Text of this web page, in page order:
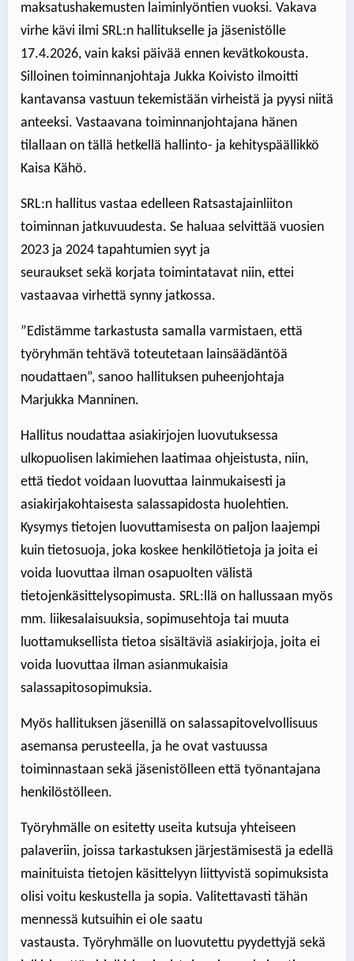
maksatushakemusten laiminlyöntien vuoksi. Vakava
virhe kävi ilmi SRL:n hallitukselle ja jäsenistölle
17.4.2026, vain kaksi päivää ennen kevätkokousta.
Silloinen toiminnanjohtaja Jukka Koivisto ilmoitti
kantavansa vastuun tekemistään virheistä ja pyysi niitä
anteeksi. Vastaavana toiminnanjohtajana hänen
tilallaan on tällä hetkellä hallinto- ja kehityspäällikkö
Kaisa Kähö.
SRL:n hallitus vastaa edelleen Ratsastajainliiton
toiminnan jatkuvuudesta. Se haluaa selvittää vuosien
2023 ja 2024 tapahtumien syyt ja
seuraukset sekä korjata toimintatavat niin, ettei
vastaavaa virhettä synny jatkossa.
”Edistämme tarkastusta samalla varmistaen, että
työryhmän tehtävä toteutetaan lainsäädäntöä
noudattaen”, sanoo hallituksen puheenjohtaja
Marjukka Manninen.
Hallitus noudattaa asiakirjojen luovutuksessa
ulkopuolisen lakimiehen laatimaa ohjeistusta, niin,
että tiedot voidaan luovuttaa lainmukaisesti ja
asiakirjakohtaisesta salassapidosta huolehtien.
Kysymys tietojen luovuttamisesta on paljon laajempi
kuin tietosuoja, joka koskee henkilötietoja ja joita ei
voida luovuttaa ilman osapuolten välistä
tietojenkäsittelysopimusta. SRL:llä on hallussaan myös
mm. liikesalaisuuksia, sopimusehtoja tai muuta
luottamuksellista tietoa sisältäviä asiakirjoja, joita ei
voida luovuttaa ilman asianmukaisia
salassapitosopimuksia.
Myös hallituksen jäsenillä on salassapitovelvollisuus
asemansa perusteella, ja he ovat vastuussa
toiminnastaan sekä jäsenistölleen että työnantajana
henkilöstölleen.
Työryhmälle on esitetty useita kutsuja yhteiseen
palaveriin, joissa tarkastuksen järjestämisestä ja edellä
mainituista tietojen käsittelyyn liittyvistä sopimuksista
olisi voitu keskustella ja sopia. Valitettavasti tähän
mennessä kutsuihin ei ole saatu
vastausta. Työryhmälle on luovutettu pyydettyjä sekä